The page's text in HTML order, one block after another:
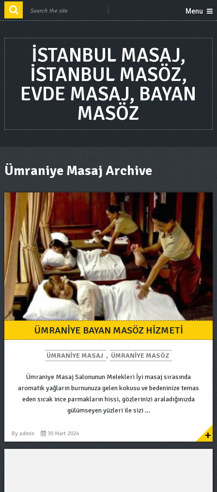
Menu
ISTANBUL MASAJ,
ISTANBUL MASÖZ,
EVDE MASAJ, BAYAN
MASÖZ
Ümraniye Masaj Archive
ÜMRANIYE BAYAN MASÖZ HIZMETI
ÜMRANIYE MASAJ , ÜMRANIYE MASÖZ
Ümraniye Masaj Salonunun Melekleri İyi masaj sırasında
aromatik yağların burnunuza gelen kokusu ve bedeninize temas
eden sıcak ince parmakların hissi, gözlerinizi araladığınızda
gülümseyen yüzleri ile sizi …
By admin 30 Mart 2024 +